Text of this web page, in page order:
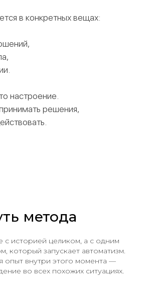
в конкретных вещах:
настроение.
решения,
метода
с историей целиком, а с одним
который запускает автоматизм.
опыт внутри этого момента —
во всех похожих ситуациях.